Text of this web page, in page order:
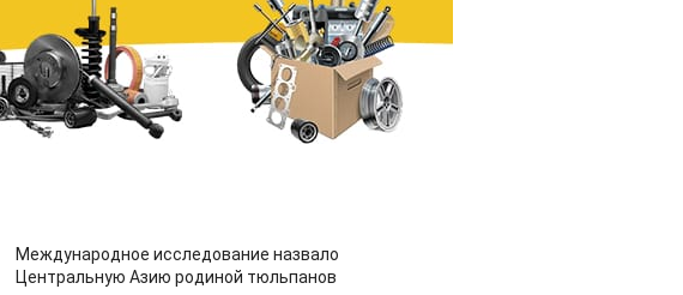
Международное исследование назвало
Центральную Азию родиной тюльпанов